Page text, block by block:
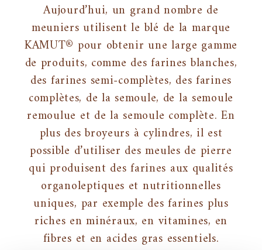
Aujourd’hui, un grand nombre de
meuniers utilisent le blé de la marque
KAMUT® pour obtenir une large gamme
de produits, comme des farines blanches,
des farines semi-complètes, des farines
complètes, de la semoule, de la semoule
remoulue et de la semoule complète. En
plus des broyeurs à cylindres, il est
possible d’utiliser des meules de pierre
qui produisent des farines aux qualités
organoleptiques et nutritionnelles
uniques, par exemple des farines plus
riches en minéraux, en vitamines, en
fibres et en acides gras essentiels.